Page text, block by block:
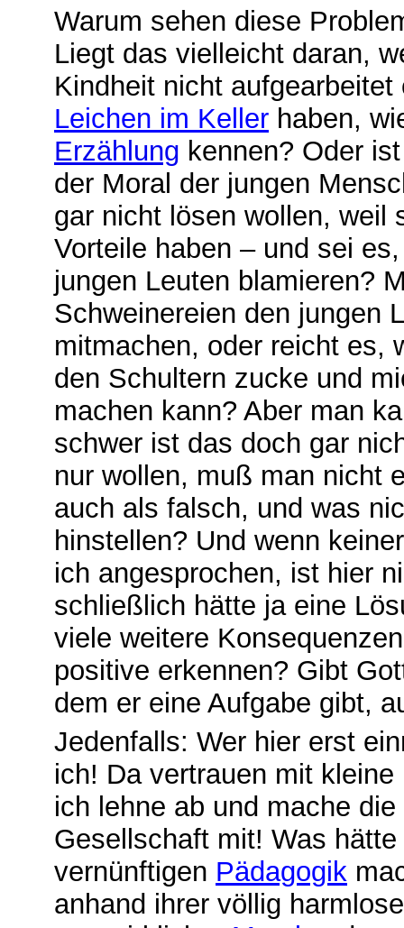
Warum sehen diese
Liegt das vielleicht daran,
Kindheit nicht
Leichen im Keller haben,
Erzählung kennen? Oder
der Moral der jungen
gar nicht lösen wollen, weil
Vorteile haben – und sei
jungen Leuten blamieren?
Schweinereien den jungen
mitmachen, oder reicht es,
den Schultern zucke und
machen kann? Aber man
schwer ist das doch gar
nur wollen, muß man nicht
auch als falsch, und was
hinstellen? Und wenn
ich angesprochen, ist hier
schließlich hätte ja eine
viele weitere
positive erkennen? Gibt
dem er eine Aufgabe gibt,
Jedenfalls: Wer hier erst
ich! Da vertrauen mit
ich lehne ab und mache
Gesellschaft mit! Was
vernünftigen Pädagogik
anhand ihrer völlig